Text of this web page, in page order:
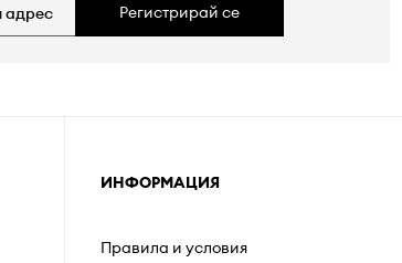
Регистрирай се
ИНФОРМАЦИЯ
Правила и условия